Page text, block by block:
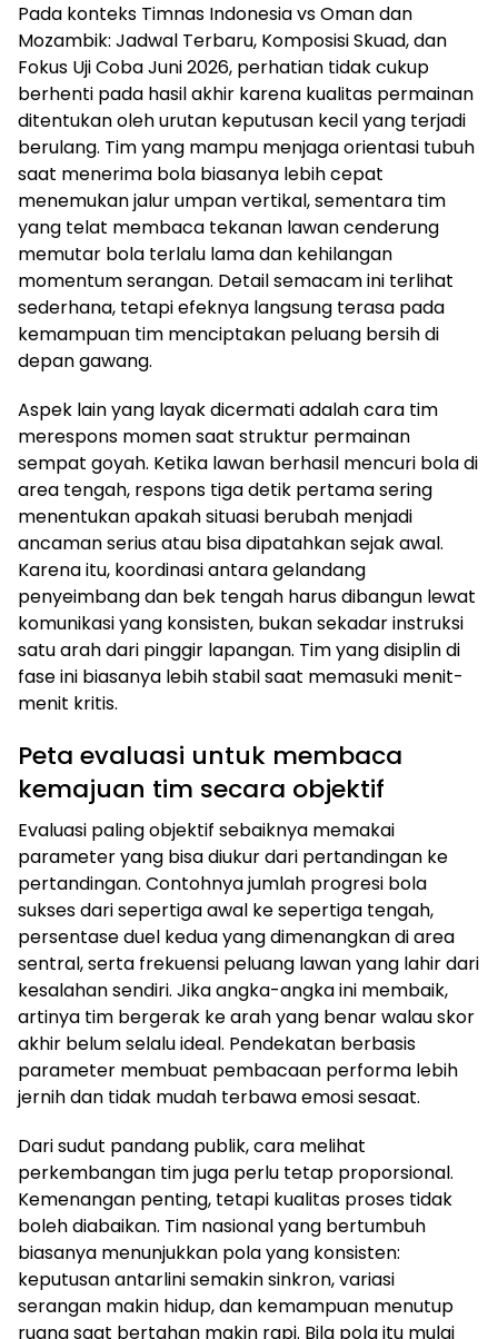
Pada konteks Timnas Indonesia vs Oman dan
Mozambik: Jadwal Terbaru, Komposisi Skuad, dan
Fokus Uji Coba Juni 2026, perhatian tidak cukup
berhenti pada hasil akhir karena kualitas permainan
ditentukan oleh urutan keputusan kecil yang terjadi
berulang. Tim yang mampu menjaga orientasi tubuh
saat menerima bola biasanya lebih cepat
menemukan jalur umpan vertikal, sementara tim
yang telat membaca tekanan lawan cenderung
memutar bola terlalu lama dan kehilangan
momentum serangan. Detail semacam ini terlihat
sederhana, tetapi efeknya langsung terasa pada
kemampuan tim menciptakan peluang bersih di
depan gawang.
Aspek lain yang layak dicermati adalah cara tim
merespons momen saat struktur permainan
sempat goyah. Ketika lawan berhasil mencuri bola di
area tengah, respons tiga detik pertama sering
menentukan apakah situasi berubah menjadi
ancaman serius atau bisa dipatahkan sejak awal.
Karena itu, koordinasi antara gelandang
penyeimbang dan bek tengah harus dibangun lewat
komunikasi yang konsisten, bukan sekadar instruksi
satu arah dari pinggir lapangan. Tim yang disiplin di
fase ini biasanya lebih stabil saat memasuki menit-
menit kritis.
Peta evaluasi untuk membaca
kemajuan tim secara objektif
Evaluasi paling objektif sebaiknya memakai
parameter yang bisa diukur dari pertandingan ke
pertandingan. Contohnya jumlah progresi bola
sukses dari sepertiga awal ke sepertiga tengah,
persentase duel kedua yang dimenangkan di area
sentral, serta frekuensi peluang lawan yang lahir dari
kesalahan sendiri. Jika angka-angka ini membaik,
artinya tim bergerak ke arah yang benar walau skor
akhir belum selalu ideal. Pendekatan berbasis
parameter membuat pembacaan performa lebih
jernih dan tidak mudah terbawa emosi sesaat.
Dari sudut pandang publik, cara melihat
perkembangan tim juga perlu tetap proporsional.
Kemenangan penting, tetapi kualitas proses tidak
boleh diabaikan. Tim nasional yang bertumbuh
biasanya menunjukkan pola yang konsisten:
keputusan antarlini semakin sinkron, variasi
serangan makin hidup, dan kemampuan menutup
ruang saat bertahan makin rapi. Bila pola itu mulai